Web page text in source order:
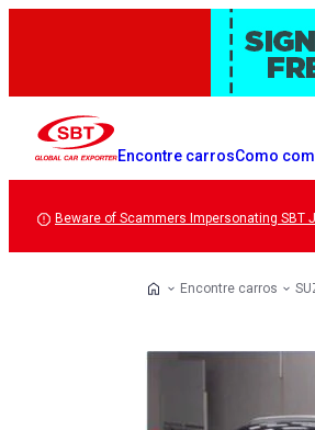
Encontre carrosComo
Beware of Scammers Impersonating SBT
Encontre carros